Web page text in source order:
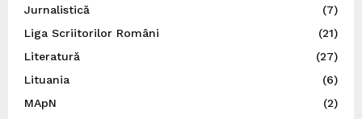
Jurnalistică
(7)
Liga Scriitorilor Români
(21)
Literatură
(27)
Lituania
(6)
MApN
(2)